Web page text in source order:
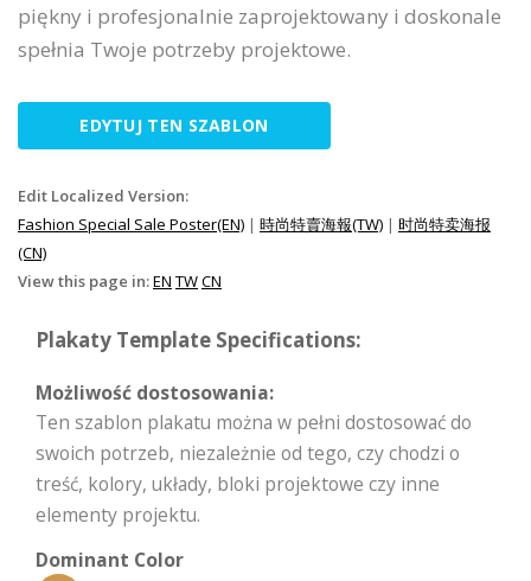
piękny i profesjonalnie zaprojektowany i doskonale
spełnia Twoje potrzeby projektowe.
EDYTUJ TEN SZABLON
Edit Localized Version:
Fashion Special Sale Poster(EN) | 時尚特賣海報(TW) | 时尚特卖海报
(CN)
View this page in:EN TWCN
Plakaty Template Specifications:
Możliwość dostosowania:
Ten szablon plakatu można w pełni dostosować do
swoich potrzeb, niezależnie od tego, czy chodzi o
treść, kolory, układy, bloki projektowe czy inne
elementy projektu.
Dominant Color